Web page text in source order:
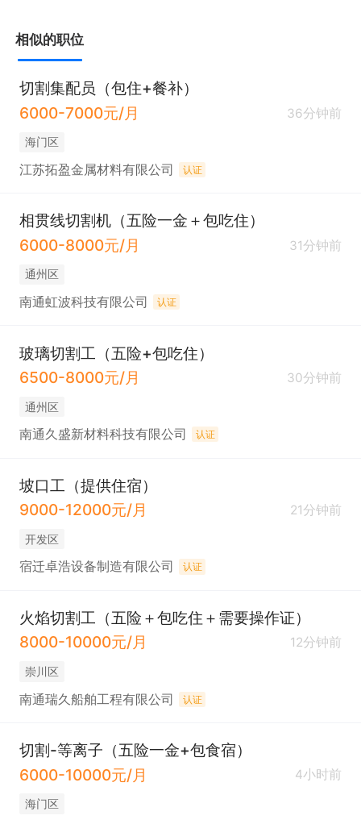
相似的职位
切割集配员（包住+餐补）
6000-7000元/月
36分钟前
海门区
江苏拓盈金属材料有限公司 认证
相贯线切割机（五险一金＋包吃住）
6000-8000元/月
31分钟前
通州区
南通虹波科技有限公司 认证
玻璃切割工（五险+包吃住）
6500-8000元/月
30分钟前
通州区
南通久盛新材料科技有限公司 认证
坡口工（提供住宿）
9000-12000元/月
21分钟前
开发区
宿迁卓浩设备制造有限公司 认证
火焰切割工（五险＋包吃住＋需要操作证）
8000-10000元/月
12分钟前
崇川区
南通瑞久船舶工程有限公司 认证
切割-等离子（五险一金+包食宿）
6000-10000元/月
4小时前
海门区